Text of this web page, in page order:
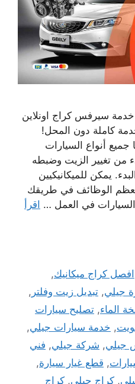
سيرفس كراج اونلاين
كاملة دون المحل!
جميع أنواع السيارات
من تغيير الزيت وضبطه
يمكن للميكانيكيين
معظم الوظائف في طريقك
في العمل … اقرأ
افصل كراج ميكانيك,
جيلي, تبديل زيت وفلتر ,
الماء, تصليح سيارات
, خدمة سيارات جيلي,
جيلي, شركة جيلي, فني
, قطع غيار سيارة,
, كراج جيلي, كراج